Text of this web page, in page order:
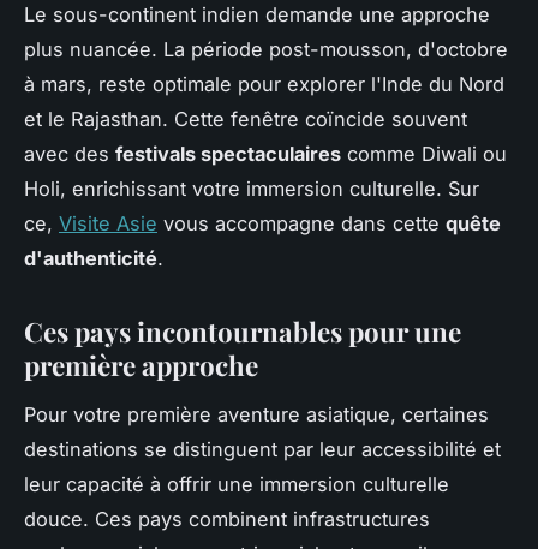
Le sous-continent indien demande une approche
plus nuancée. La période post-mousson, d'octobre
à mars, reste optimale pour explorer l'Inde du Nord
et le Rajasthan. Cette fenêtre coïncide souvent
avec des festivals spectaculaires comme Diwali ou
Holi, enrichissant votre immersion culturelle. Sur
ce, Visite Asie vous accompagne dans cette quête
d'authenticité.
Ces pays incontournables pour une
première approche
Pour votre première aventure asiatique, certaines
destinations se distinguent par leur accessibilité et
leur capacité à offrir une immersion culturelle
douce. Ces pays combinent infrastructures